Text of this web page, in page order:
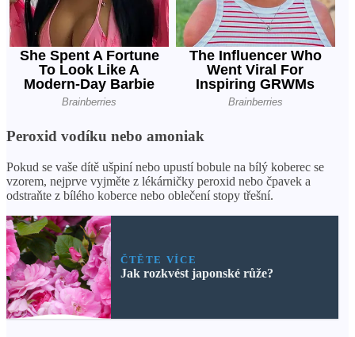
Peroxid vodíku nebo amoniak
Pokud se vaše dítě ušpiní nebo upustí bobule na bílý koberec se
vzorem, nejprve vyjměte z lékárničky peroxid nebo čpavek a
odstraňte z bílého koberce nebo oblečení stopy třešní.
ČTĚTE VÍCE
Jak rozkvést japonské růže?